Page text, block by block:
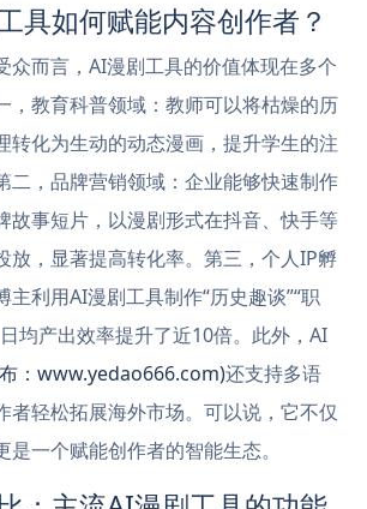
具如何赋能内容创作者？
众而言，AI漫剧工具的价值体现在多个
，教育科普领域：教师可以将枯燥的历
转化为生动的动态漫画，提升学生的注
二，品牌营销领域：企业能够快速制作
故事短片，以漫剧形式在抖音、快手等
放，显著提高转化率。第三，个人IP孵
主利用AI漫剧工具制作“历史趣谈”“职
均产出效率提升了近10倍。此外，AI
：www.yedao666.com)还支持多语
者轻松拓展海外市场。可以说，它不仅
一个赋能创作者的智能生态。